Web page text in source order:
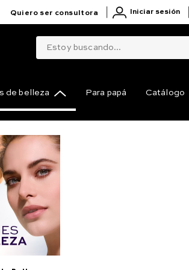
Quiero ser consultora Iniciar sesión
Estoy
de belleza Para papá Catálogo
Ojos crema para
de ojos con
15 gr.
110)